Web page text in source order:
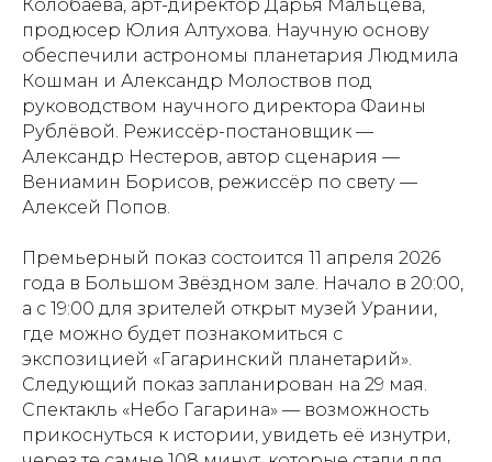
Колобаева, арт-директор Дарья Мальцева,
продюсер Юлия Алтухова. Научную основу
обеспечили астрономы планетария Людмила
Кошман и Александр Молоствов под
руководством научного директора Фаины
Рублёвой. Режиссёр-постановщик —
Александр Нестеров, автор сценария —
Вениамин Борисов, режиссёр по свету —
Алексей Попов.
Премьерный показ состоится 11 апреля 2026
года в Большом Звёздном зале. Начало в 20:00,
а с 19:00 для зрителей открыт музей Урании,
где можно будет познакомиться с
экспозицией «Гагаринский планетарий».
Следующий показ запланирован на 29 мая.
Спектакль «Небо Гагарина» — возможность
прикоснуться к истории, увидеть её изнутри,
Свидетельство о
регистрации СМИ ЭЛ №
ФС77-84346 от 08.12.2022
ISSN 3033-9081
ВКонтакте
Телеграмм
Макс
Дзен
Новости
Афиша